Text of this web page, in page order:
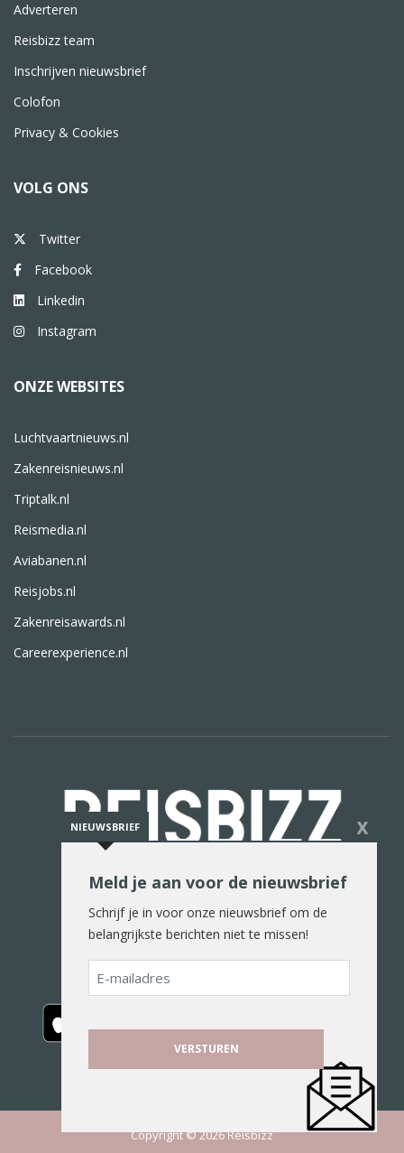
Adverteren
Reisbizz team
Inschrijven nieuwsbrief
Colofon
Privacy & Cookies
VOLG ONS
Twitter
Facebook
Linkedin
Instagram
ONZE WEBSITES
Luchtvaartnieuws.nl
Zakenreisnieuws.nl
Triptalk.nl
Reismedia.nl
Aviabanen.nl
Reisjobs.nl
Zakenreisawards.nl
Careerexperience.nl
De reiswereld in woord en beeld
Copyright © 2026 Reisbizz
NIEUWSBRIEF X
Meld je aan voor de nieuwsbrief
Schrijf je in voor onze nieuwsbrief om de
belangrijkste berichten niet te missen!
E-
mailadres